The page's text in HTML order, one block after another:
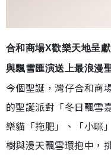
合和商場X歡樂天地呈
與飄雪匯演送上最浪漫
今個聖誕，灣仔合和商
的聖誕派對「冬日飄雪
樂貓「拖肥」、「小咪
樹與漫天飄雪環抱中，